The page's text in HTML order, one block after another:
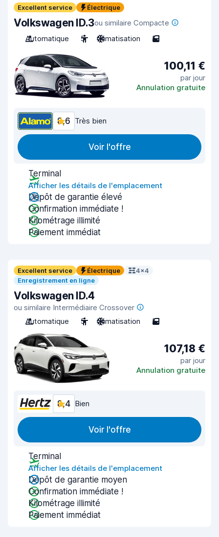
Excellent service Électrique
Volkswagen ID.3ou similaire Compacte
Automatique
5 Climatisation 5
100,11 €
par jour
Annulation gratuite
8,6 Très bien
Voir l'offre
Terminal
Afficher les détails de l'emplacement
Dépôt de garantie élevé
Confirmation immédiate !
Kilométrage illimité
Paiement immédiat
Excellent service Électrique
4x4
Enregistrement en ligne
Volkswagen ID.4
ou similaire Intermédiaire Crossover
Automatique
5 Climatisation 5
107,18 €
par jour
Annulation gratuite
8,4 Bien
Voir l'offre
Terminal
Afficher les détails de l'emplacement
Dépôt de garantie moyen
Confirmation immédiate !
Kilométrage illimité
Paiement immédiat